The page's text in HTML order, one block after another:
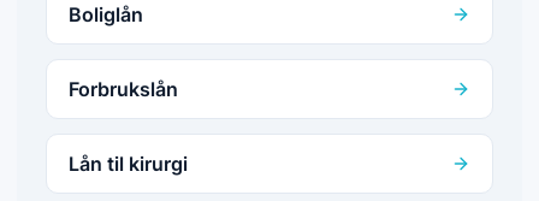
Boliglån
Forbrukslån
Lån til kirurgi